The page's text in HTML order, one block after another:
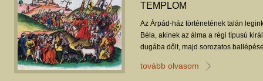
TEMPLOM
Az Árpád-ház történetének talán
Béla, akinek az álma a régi típusú
dugába dőlt, majd sorozatos
voltak, végül fiával kialakult
tovább olvasom